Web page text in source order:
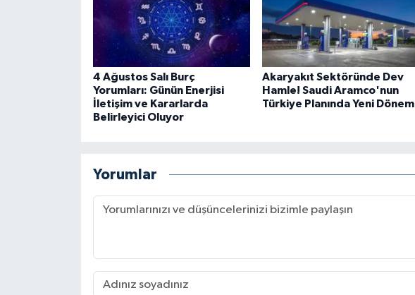
4 Ağustos Salı Burç
Yorumları: Günün Enerjisi
İletişim ve Kararlarda
Belirleyici Oluyor
Akaryakıt Sektöründe Dev
Hamle! Saudi Aramco'nun
Türkiye Planında Yeni Dönem
Yorumlar